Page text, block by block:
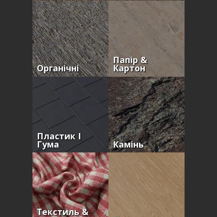
Органічні
Папір &
Картон
Пластик І
Гума Камінь
Текстиль &